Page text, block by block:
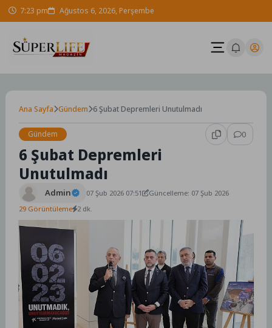
Skip 7:23 pm Ağustos 6, 2026, Perşembe
Ana Sayfa Gündem 6 Şubat Depremleri Unutulmadı
Gündem 0
6 Şubat Depremleri
Unutulmadı
Admin 07 Şub 2026 07:51
Güncelleme: 07 Şub 2026
29 Görüntüleme 2 dk.